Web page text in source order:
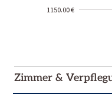
1150.00 €
01-02
Zimmer &